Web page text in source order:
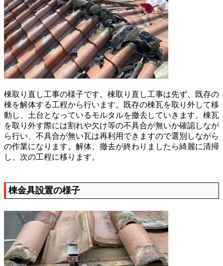
棟取り直し工事の様子です。棟取り直し工事は先ず、既存の
棟を解体する工程から行います。既存の棟瓦を取り外して移
動し、土台となっているモルタルを撤去していきます。棟瓦
を取り外す際には割れや欠け等の不具合が無いか確認しなが
ら行い、不具合が無い瓦は再利用できますので選別しながら
の作業になります。解体、撤去が終わりましたら綺麗に清掃
し、次の工程に移ります。
棟金具設置の様子